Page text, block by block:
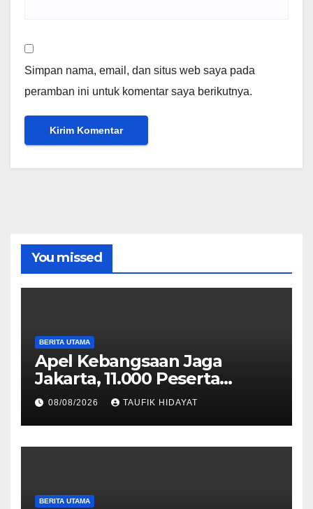
Simpan nama, email, dan situs web saya pada
peramban ini untuk komentar saya berikutnya.
You missed
BERITA UTAMA
Apel Kebangsaan Jaga
Jakarta, 11.000 Peserta
Perkuat Komitmen Menjaga
Ibu Kota
08/08/2026 TAUFIK HIDAYAT
BERITA UTAMA